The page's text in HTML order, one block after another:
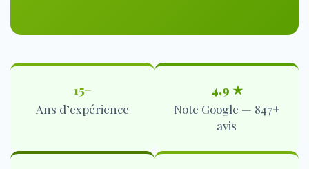
15+
Ans d’expérience
4,9 ★
Note Google — 847+
avis